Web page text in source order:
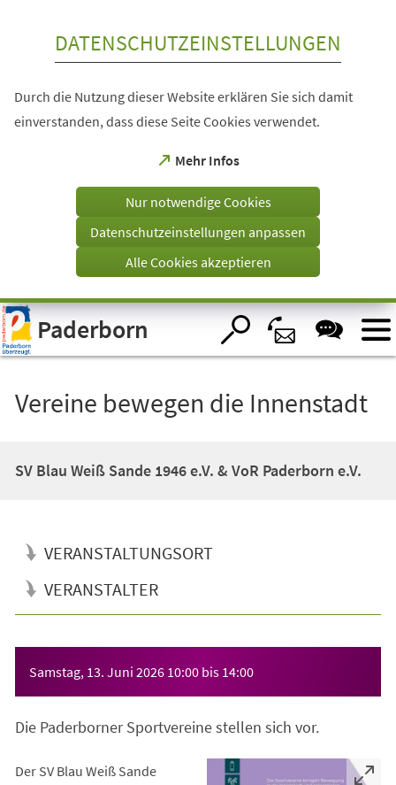
Visuelle
Assistenzsoftware
öffnen.
DATENSCHUTZEINSTELLUNGEN
Durch die Nutzung dieser Website erklären Sie sich damit
einverstanden, dass diese Seite Cookies verwendet.
Mehr Infos
(Öffnet
einem
Tab)
Nur notwendige Cookies
Datenschutzeinstellungen anpassen
Alle Cookies akzeptieren
Paderborn
Vereine bewegen die Innenstadt
SV Blau Weiß Sande 1946 e.V. & VoR Paderborn e.V.
VERANSTALTUNGSORT
VERANSTALTER
Samstag, 13. Juni 2026 10:00 bis 14:00
Die Paderborner Sportvereine stellen sich vor.
Der SV Blau Weiß Sande